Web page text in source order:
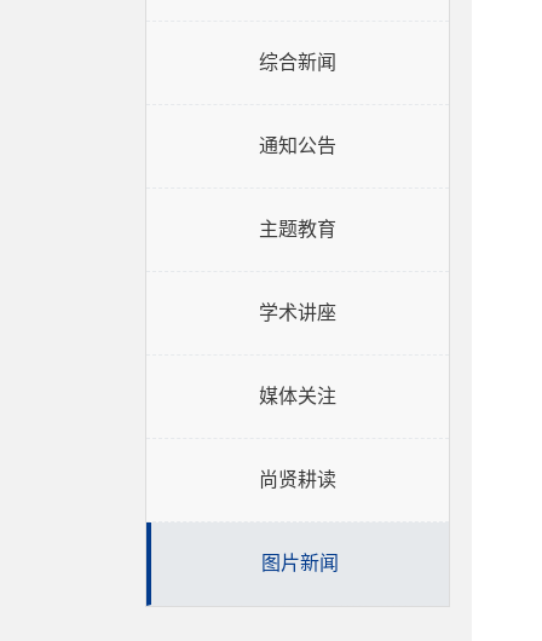
综合新闻
通知公告
主题教育
学术讲座
媒体关注
尚贤耕读
图片新闻